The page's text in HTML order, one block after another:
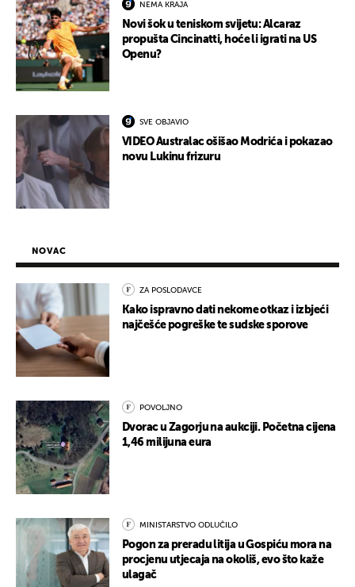
NEMA KRAJA
Novi šok u teniskom svijetu: Alcaraz
propušta Cincinatti, hoće li igrati na US
Openu?
SVE OBJAVIO
VIDEO Australac ošišao Modrića i pokazao
novu Lukinu frizuru
NOVAC
ZA POSLODAVCE
Kako ispravno dati nekome otkaz i izbjeći
najčešće pogreške te sudske sporove
POVOLJNO
Dvorac u Zagorju na aukciji. Početna cijena
1,46 milijuna eura
MINISTARSTVO ODLUČILO
Pogon za preradu litija u Gospiću mora na
procjenu utjecaja na okoliš, evo što kaže
ulagač